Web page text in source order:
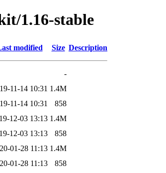
1.16-stable
modified Size Description
-
11-14 10:31 1.4M
11-14 10:31
858
12-03 13:13 1.4M
12-03 13:13
858
01-28 11:13 1.4M
01-28 11:13
858